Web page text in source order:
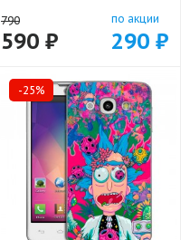
790
590 ₽
по акции
290 ₽
-25%